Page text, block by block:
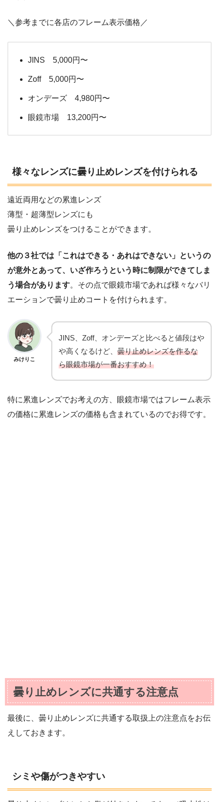
＼参考までに各店のフレーム表示価格／
JINS 5,000円〜
Zoff 5,000円〜
オンデーズ 4,980円〜
眼鏡市場 13,200円〜
様々なレンズに曇り止めレンズを付けられる
遠近両用などの累進レンズ
薄型・超薄型レンズにも
曇り止めレンズをつけることができます。
他の３社では「これはできる・あれはできない」というの
が意外とあって、いざ作ろうという時に制限ができてしま
う場合があります。その点で眼鏡市場であれば様々なバリ
エーションで曇り止めコートを付けられます。
みけりこ
JINS、Zoff、オンデーズと比べると値段はや
や高くなるけど、 曇り止めレンズを作るな
ら眼鏡市場が一番おすすめ！
特に累進レンズでお考えの方、眼鏡市場ではフレーム表示
の価格に累進レンズの価格も含まれているのでお得です。
曇り止めレンズに共通する注意点
最後に、曇り止めレンズに共通する取扱上の注意点をお伝
えしておきます。
シミや傷がつきやすい